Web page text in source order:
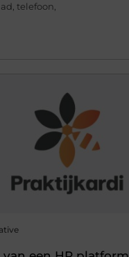
telefoon,